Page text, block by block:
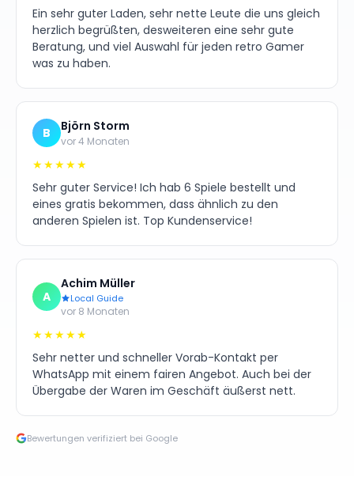
Ein sehr guter Laden, sehr nette Leute die uns gleich
herzlich begrüßten, desweiteren eine sehr gute
Beratung, und viel Auswahl für jeden retro Gamer
was zu haben.
B Björn Storm
vor 4 Monaten
★★★★★
Sehr guter Service! Ich hab 6 Spiele bestellt und
eines gratis bekommen, dass ähnlich zu den
anderen Spielen ist. Top Kundenservice!
A
Achim Müller
Local Guide
vor 8 Monaten
★★★★★
Sehr netter und schneller Vorab-Kontakt per
WhatsApp mit einem fairen Angebot. Auch bei der
Übergabe der Waren im Geschäft äußerst nett.
Bewertungen verifiziert bei Google